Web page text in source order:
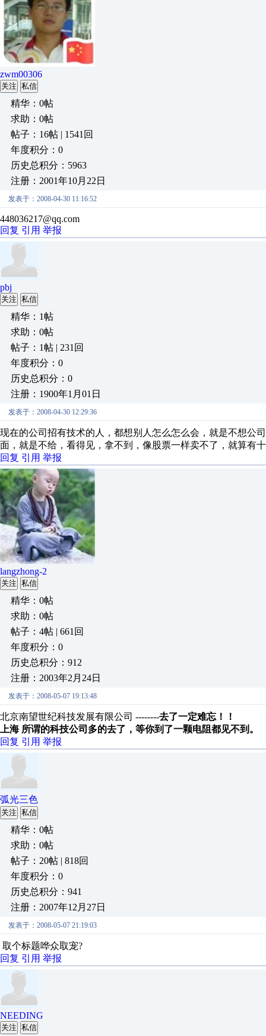
zwm00306
关注 私信
精华：0帖
求助：0帖
帖子：16帖 | 1541回
年度积分：0
历史总积分：5963
注册：2001年10月22日
发表于：2008-04-30 11:16:52
448036217@qq.com
回复 引用 举报
pbj
关注 私信
精华：1帖
求助：0帖
帖子：1帖 | 231回
年度积分：0
历史总积分：0
注册：1900年1月01日
发表于：2008-04-30 12:29:36
现在的公司招有技术的人，都想别人怎么怎么会，就是不想公
面，就是不给，看得见，拿不到，像股票一样卖不了，就算有
回复 引用 举报
langzhong-2
关注 私信
精华：0帖
求助：0帖
帖子：4帖 | 661回
年度积分：0
历史总积分：912
注册：2003年2月24日
发表于：2008-05-07 19:13:48
北京南望世纪科技发展有限公司 --------去了一定难忘！！
上海 所谓的科技公司多的去了，等你到了一颗电阻都见不到。
回复 引用 举报
弧光三色
关注 私信
精华：0帖
求助：0帖
帖子：20帖 | 818回
年度积分：0
历史总积分：941
注册：2007年12月27日
发表于：2008-05-07 21:19:03
取个标题哗众取宠?
回复 引用 举报
NEEDING
关注 私信